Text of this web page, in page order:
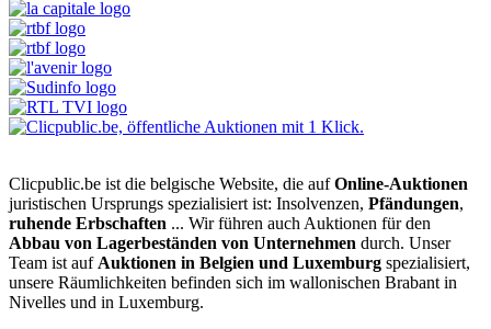
Clicpublic.be ist die belgische Website, die aufOnline-Auktionen
juristischen Ursprungs spezialisiert ist: Insolvenzen, Pfändungen,
ruhende Erbschaften ... Wir führen auch Auktionen für den
Abbau von Lagerbeständen von Unternehmen durch. Unser
Team ist auf Auktionen in Belgien und Luxemburg spezialisiert,
unsere Räumlichkeiten befinden sich im wallonischen Brabant in
Nivelles und in Luxemburg.